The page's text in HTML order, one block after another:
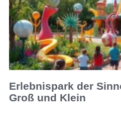
Erlebnispark der
Groß und Klein